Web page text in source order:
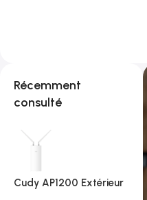
Récemment
consulté
Cudy AP1200 Extérieur